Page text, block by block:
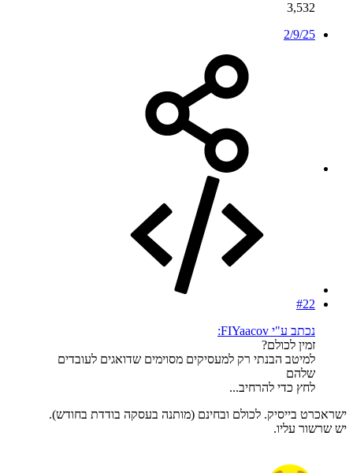
3,532
2/9/25
#22
נכתב ע"י FIYaacov:
זמין לכולם?
למיטב הבנתי רק למעסיקים מסוימים שדואגים לעובדים
שלהם
לחץ כדי להרחיב...
ישראכרט בייסיק. לכולם ובחינם (מותנה בעסקה בודדת בחודש).
יש שרשור עליו.